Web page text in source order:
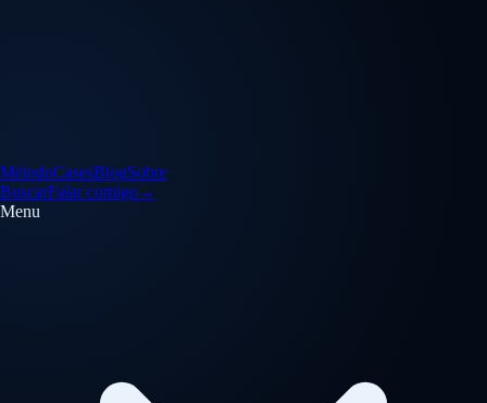
MétodoCasesBlogSobre
BuscarFalar comigo→
Menu